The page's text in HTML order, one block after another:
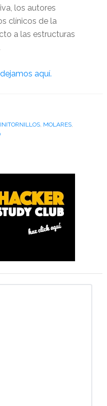
los autores
clínicos de la
a las estructuras
aquí.
, MOLARES,